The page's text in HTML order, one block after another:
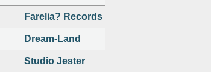
Farelia? Records
Dream-Land
Studio Jester